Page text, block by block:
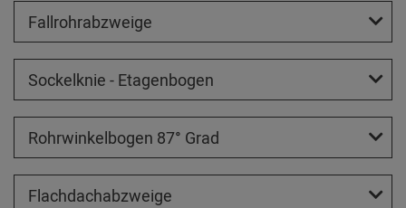
Fallrohrabzweige
Sockelknie - Etagenbogen
Rohrwinkelbogen 87° Grad
Flachdachabzweige